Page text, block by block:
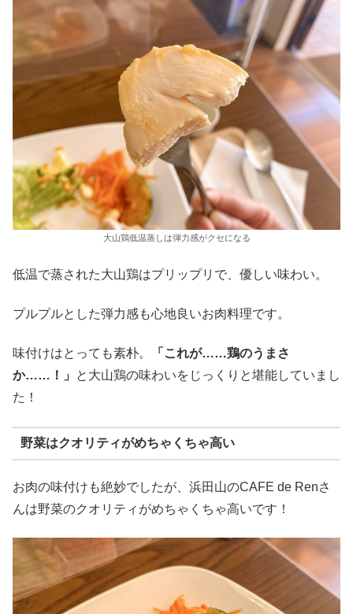
大山鶏低温蒸しは弾力感がクセになる
低温で蒸された大山鶏はプリップリで、優しい味わい。
プルプルとした弾力感も心地良いお肉料理です。
味付けはとっても素朴。
「これが……鶏のうまさ
か……！」
と大山鶏の味わいをじっくりと堪能していまし
た！
野菜はクオリティがめちゃくちゃ高い
お肉の味付けも絶妙でしたが、浜田山のCAFE de Renさ
んは野菜のクオリティがめちゃくちゃ高いです！